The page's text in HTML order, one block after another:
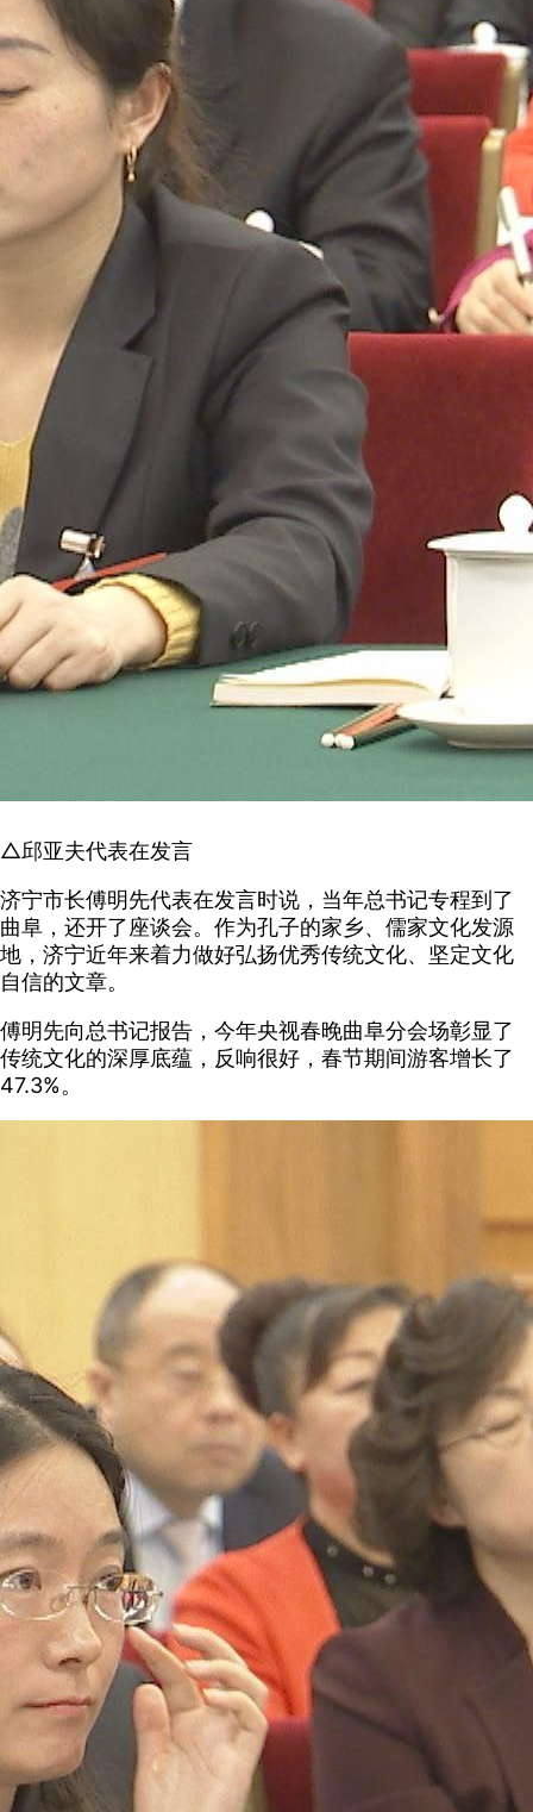
△邱亚夫代表在发言
济宁市长傅明先代表在发言时说，当年总书记专程到了
曲阜，还开了座谈会。作为孔子的家乡、儒家文化发源
地，济宁近年来着力做好弘扬优秀传统文化、坚定文化
自信的文章。
傅明先向总书记报告，今年央视春晚曲阜分会场彰显了
传统文化的深厚底蕴，反响很好，春节期间游客增长了
47.3%。